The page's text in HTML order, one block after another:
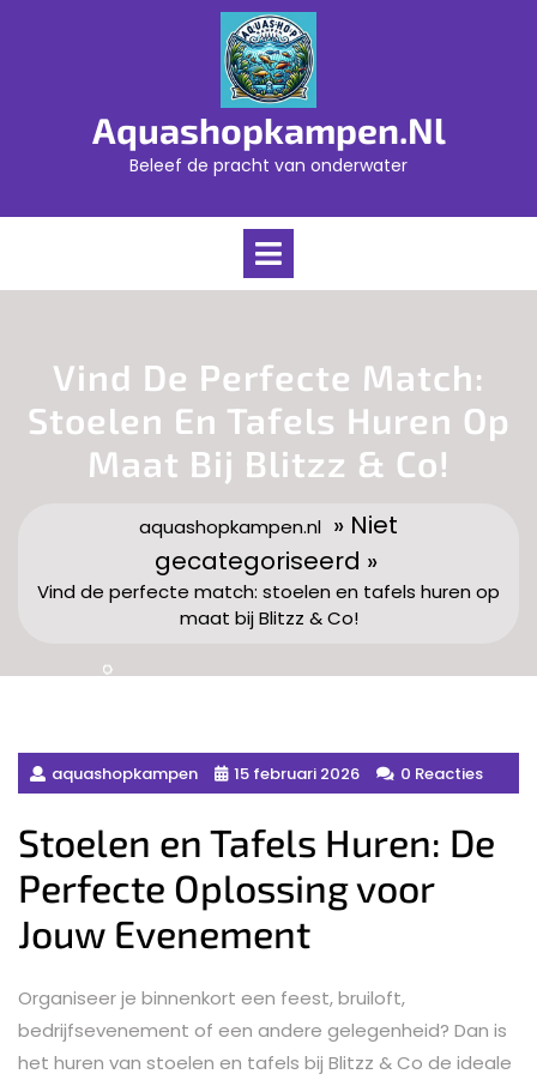
Aquashopkampen.nl
Beleef de pracht van onderwater
Open
Vind De Perfecte Match:
Stoelen En Tafels Huren Op
Maat Bij Blitzz & Co!
aquashopkampen.nl » Niet
gecategoriseerd »
Vind de perfecte match: stoelen en tafels huren op
maat bij Blitzz & Co!
aquashopkampen 15 februari 2026 0 Reacties
Stoelen en Tafels Huren: De
Perfecte Oplossing voor
Jouw Evenement
Organiseer je binnenkort een feest, bruiloft,
bedrijfsevenement of een andere gelegenheid? Dan is
het huren van stoelen en tafels bij Blitzz & Co de ideale